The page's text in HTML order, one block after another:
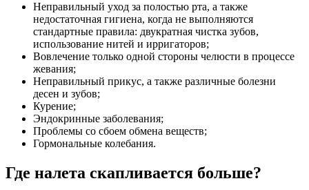
Неправильный уход за полостью рта, а также
недостаточная гигиена, когда не выполняются
стандартные правила: двукратная чистка зубов,
использование нитей и ирригаторов;
Вовлечение только одной стороны челюсти в процессе
жевания;
Неправильный прикус, а также различные болезни
десен и зубов;
Курение;
Эндокринные заболевания;
Проблемы со сбоем обмена веществ;
Гормональные колебания.
Где налета скапливается больше?